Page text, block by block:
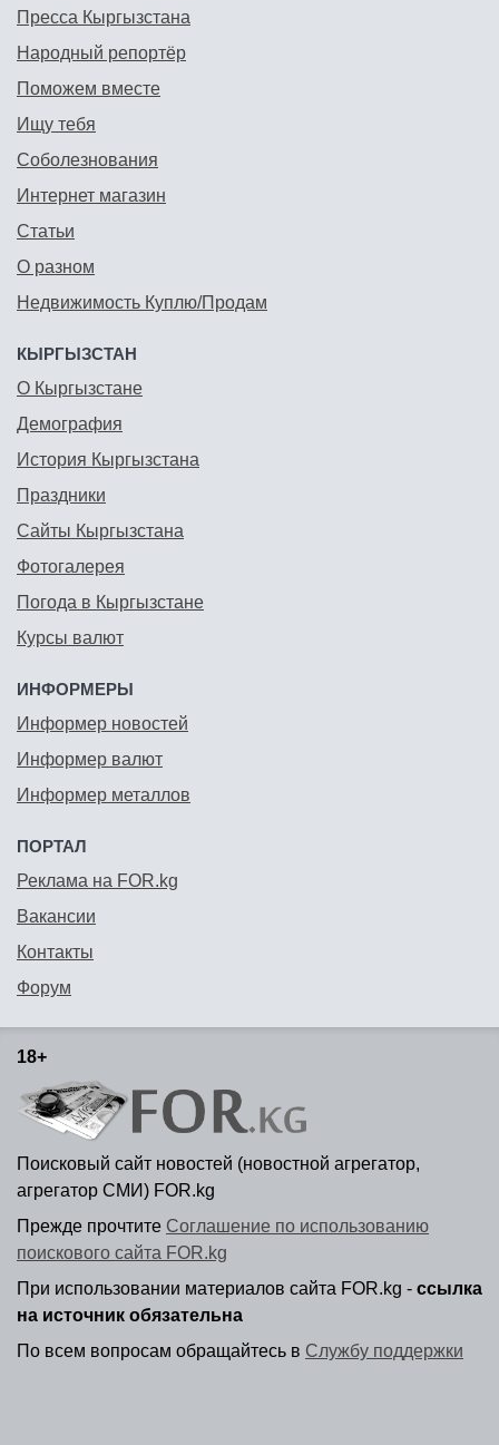
Пресса Кыргызстана
Народный репортёр
Поможем вместе
Ищу тебя
Соболезнования
Интернет магазин
Статьи
О разном
Недвижимость Куплю/Продам
КЫРГЫЗСТАН
О Кыргызстане
Демография
История Кыргызстана
Праздники
Сайты Кыргызстана
Фотогалерея
Погода в Кыргызстане
Курсы валют
ИНФОРМЕРЫ
Информер новостей
Информер валют
Информер металлов
ПОРТАЛ
Реклама на FOR.kg
Вакансии
Контакты
Форум
18+
Поисковый сайт новостей (новостной агрегатор,
агрегатор СМИ) FOR.kg
Прежде прочтите Соглашение по использованию
поискового сайта FOR.kg
При использовании материалов сайта FOR.kg - ссылка
на источник обязательна
По всем вопросам обращайтесь в Службу поддержки